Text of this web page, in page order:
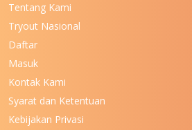
UNIVERSITAS NEGERI KHAIRUN
UNIVERSITAS NEGERI MANADO
UNIVERSITAS NEGERI MEDAN
Tentang Kami
Tryout Nasional
Daftar
Masuk
Kontak Kami
Syarat dan Ketentuan
Kebijakan Privasi